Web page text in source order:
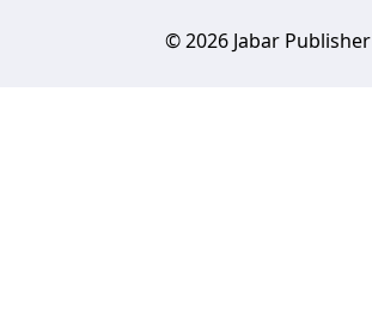
© 2026 Jabar Publisher